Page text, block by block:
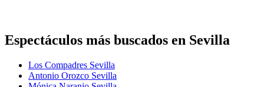
Espectáculos más buscados en Sevilla
Los Compadres Sevilla
Antonio Orozco Sevilla